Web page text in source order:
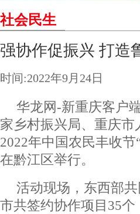
社会民生
强协作促振兴 打造
时间:2022年9月24日
华龙网-新重庆客户
家乡村振兴局、重庆
2022年中国农民丰收
在黔江区举行。
活动现场，东西部
市共签约协作项目35